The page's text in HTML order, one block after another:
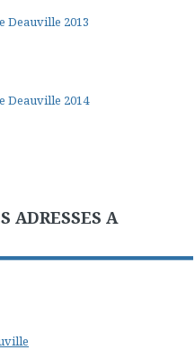
Deauville 2013
Deauville 2014
ADRESSES A